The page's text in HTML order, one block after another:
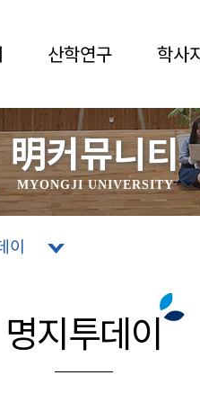
산학연구 학사
明커뮤니티
MYONGJI UNIVERSITY
이
명지투데이